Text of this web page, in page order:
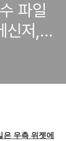
파일
신저,
우측 위젯에